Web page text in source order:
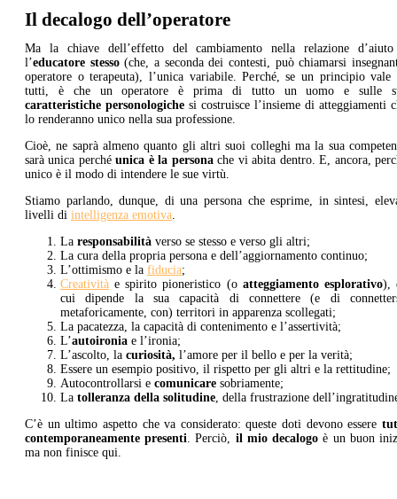
Il decalogo dell’operatore
Ma la chiave dell’effetto del cambiamento nella relazione
l’educatore stesso(che, a seconda dei contesti, può chiamarsi
operatore o terapeuta), l’unica variabile. Perché, se un principio vale
tutti, è che un operatore è prima di tutto un uomo e sulle
caratteristiche personologiche si costruisce l’insieme di atteggiamenti
lo renderanno unico nella sua professione.
Cioè, ne saprà almeno quanto gli altri suoi colleghi ma la sua
sarà unica perchéunica è la personache vi abita dentro. E, ancora,
unico è il modo di intendere le sue virtù.
Stiamo parlando, dunque, di una persona che esprime, in sintesi,
livelli di intelligenza emotiva.
La responsabilità verso se stesso e verso gli altri;
La cura della propria persona e dell’aggiornamento continuo;
L’ottimismo e la fiducia;
Creatività e spirito pioneristico (o atteggiamento esplorativo),
cui dipende la sua capacità di connettere (e di
metaforicamente, con) territori in apparenza scollegati;
La pacatezza, la capacità di contenimento e l’assertività;
L’autoironia e l’ironia;
L’ascolto, la curiosità, l’amore per il bello e per la verità;
Essere un esempio positivo, il rispetto per gli altri e la rettitudine;
Autocontrollarsi e comunicare sobriamente;
La tolleranza della solitudine, della frustrazione
C’è un ultimo aspetto che va considerato: queste doti devono essere
contemporaneamente presenti. Perciò, il mio decalogo è un buon
ma non finisce qui.